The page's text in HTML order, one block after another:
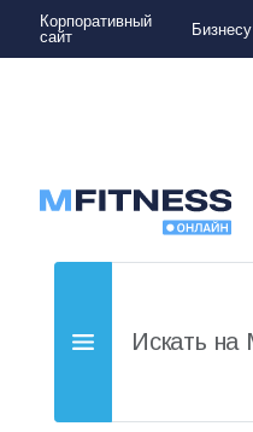
Корпоративный
сайт
Бизнесу